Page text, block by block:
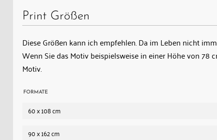
Print Größen
Diese Größen kann ich empfehlen. Da im Leben nicht
Wenn Sie das Motiv beispielsweise in einer Höhe von 78
Motiv.
FORMATE
60 x 108 cm
90 x 162 cm